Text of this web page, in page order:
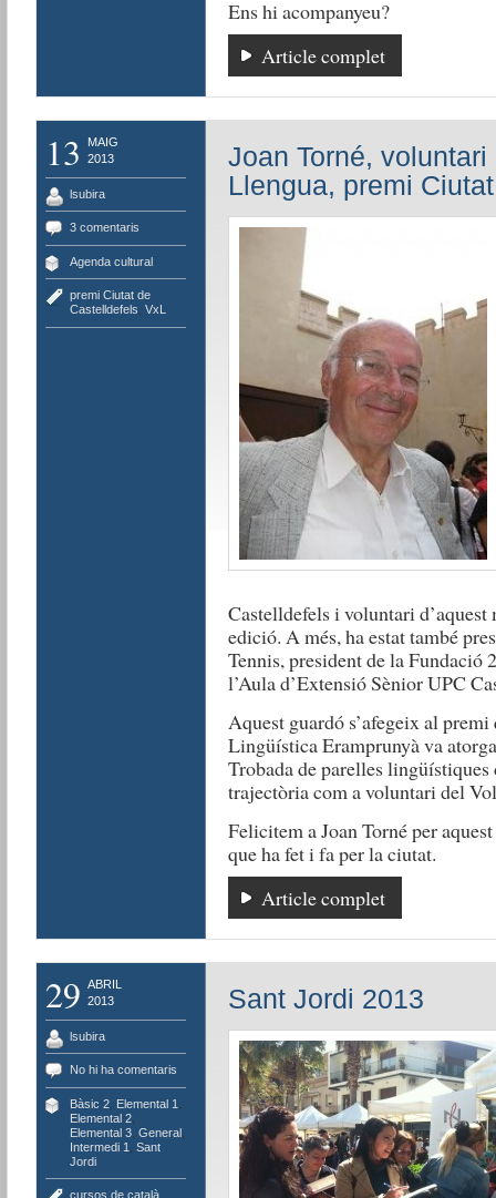
Ens hi acompanyeu?
Article complet
13
MAIG
2013
lsubira
3 comentaris
Agenda cultural
premi Ciutat de
Castelldefels, VxL
Joan Torné,
Llengua, premi
Castelldefels i voluntari
edició. A més, ha estat també
Tennis, president de la Fundació
l’Aula d’Extensió Sènior UPC
Aquest guardó s’afegeix al
Lingüística Eramprunyà va
Trobada de parelles
trajectòria com a voluntari del
Felicitem a Joan Torné per
que ha fet i fa per la ciutat.
Article complet
29 ABRIL
2013
lsubira
No hi ha comentaris
Bàsic 2, Elemental 1
Elemental 2,
Elemental 3, General,
Intermedi 1
Sant
Jordi
cursos de català,
Sant Jordi 2013